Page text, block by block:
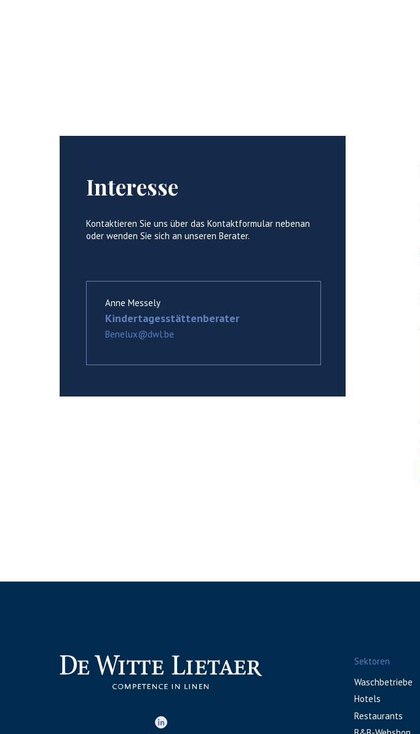
Interesse
Kontaktieren Sie uns über das Kontaktformular nebenan
oder wenden Sie sich an unseren Berater.
Anne Messely
Kindertagesstättenberater
Benelux@dwl.be
Sektoren
Waschbetriebe
Hotels
Restaurants